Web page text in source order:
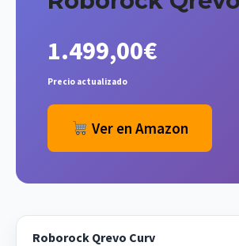
1.499,00€
Precio actualizado
Ver en Amazon
Roborock Qrevo Curv